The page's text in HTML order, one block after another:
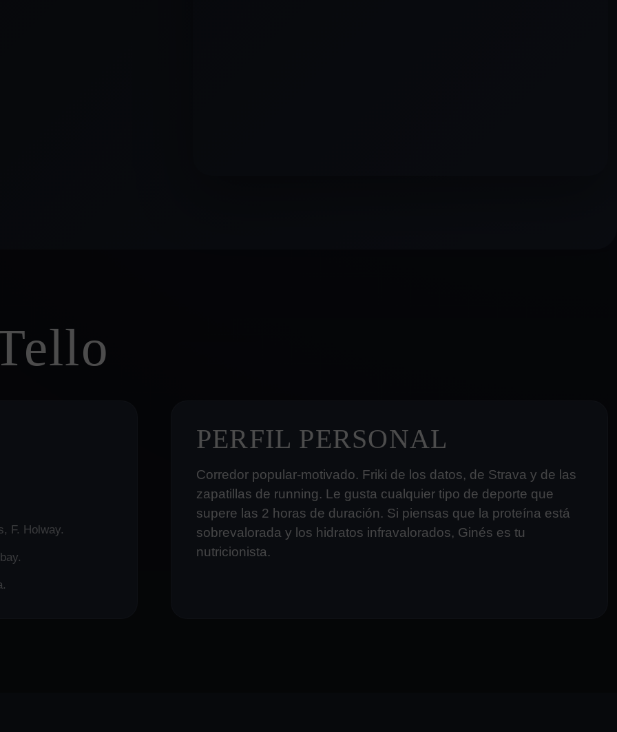
F. Holway.
PERFIL PERSONAL
Corredor popular-motivado. Friki de los datos, de Strava y de las
zapatillas de running. Le gusta cualquier tipo de deporte que
supere las 2 horas de duración. Si piensas que la proteína está
sobrevalorada y los hidratos infravalorados, Ginés es tu
nutricionista.